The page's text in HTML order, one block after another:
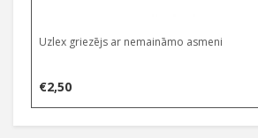
Uzlex griezējs ar nemaināmo asmeni
€2,50